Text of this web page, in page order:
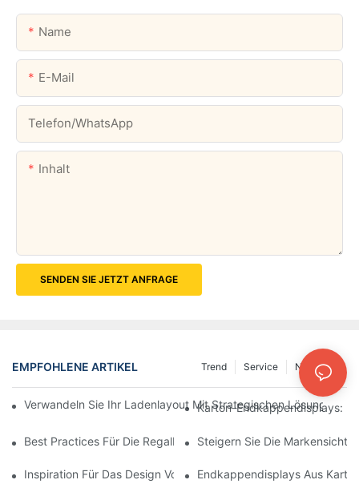
Name
E-Mail
Telefon/WhatsApp
Inhalt
SENDEN SIE JETZT ANFRAGE
EMPFOHLENE ARTIKEL Nachricht
Service
Trend
Verwandeln Sie Ihr Ladenlayout Mit Strategischen Lösungen
Karton-Endkappendisplays:
Best Practices Für Die Regalbodenauslage Im
Steigern Sie Die
Inspiration Für Das Design Von Lebensmittel-Endkappendisplays Aus